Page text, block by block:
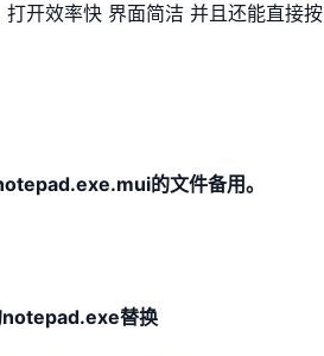
开效率快 界面简洁 并且还能直接按
的文件备用。
替换